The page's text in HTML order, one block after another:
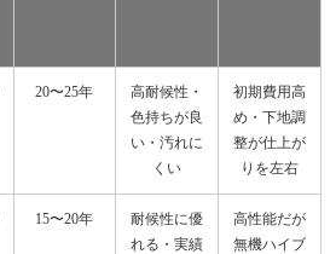
20〜25年
高耐候性・
色持ちが良
い・汚れに
くい
初期費用高
め・下地調
整が仕上が
りを左右
15〜20年
耐候性に優
れる・実績
高性能だが
無機ハイブ